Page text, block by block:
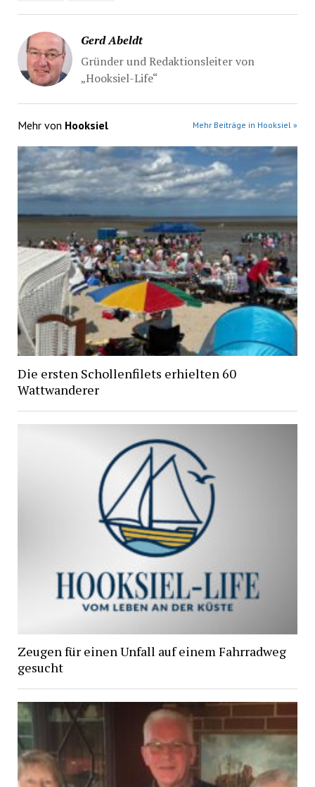
Gerd Abeldt
Gründer und Redaktionsleiter von
„Hooksiel-Life“
Mehr von Hooksiel Mehr Beiträge in Hooksiel »
Die ersten Schollenfilets erhielten 60
Wattwanderer
Zeugen für einen Unfall auf einem Fahrradweg
gesucht